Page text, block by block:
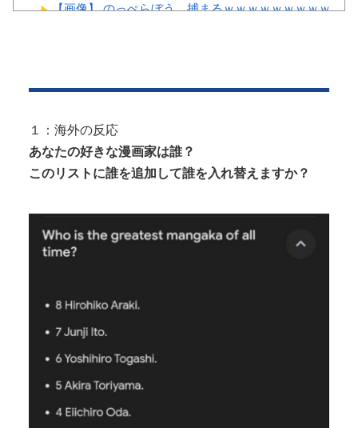
【画像】 のっぺらぼう、捕まるｗｗｗｗｗｗｗｗｗ
潮吹いてガチイキしてしまうｗｗｗ
【画像】 『"鼻"の整形』、あまりにも効果がありす
ぎるｗｗｗｗｗｗｗｗｗｗｗ
１：海外の反応
あなたの好きな漫画家は誰？
このリストに誰を追加して誰を入れ替えますか？